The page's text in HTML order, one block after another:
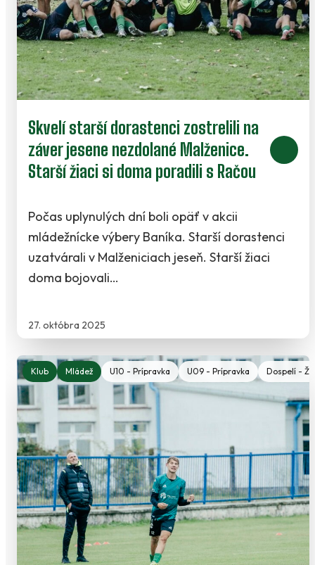
Skvelí starší dorastenci zostrelili na
záver jesene nezdolané Malženice.
Starší žiaci si doma poradili s Račou
27. októbra 2025
Počas uplynulých dní boli opäť v akcii
mládežnícke výbery Baníka. Starší dorastenci
uzatvárali v Malženiciach jeseň. Starší žiaci
doma bojovali…
Klub Mládež U10 - Prípravka U09 - Prípravka Dospelí -